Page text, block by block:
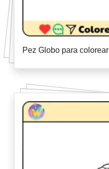
Pez Globo para colorear